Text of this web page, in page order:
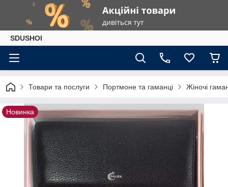
SDUSHOI
Товари та послуги Портмоне та гаманці Жіночі
Новинка